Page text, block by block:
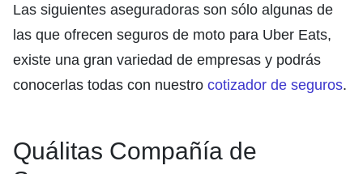
Las siguientes aseguradoras son sólo algunas de
las que ofrecen seguros de moto para Uber Eats,
existe una gran variedad de empresas y podrás
conocerlas todas con nuestro cotizador de seguros.
Quálitas Compañía de